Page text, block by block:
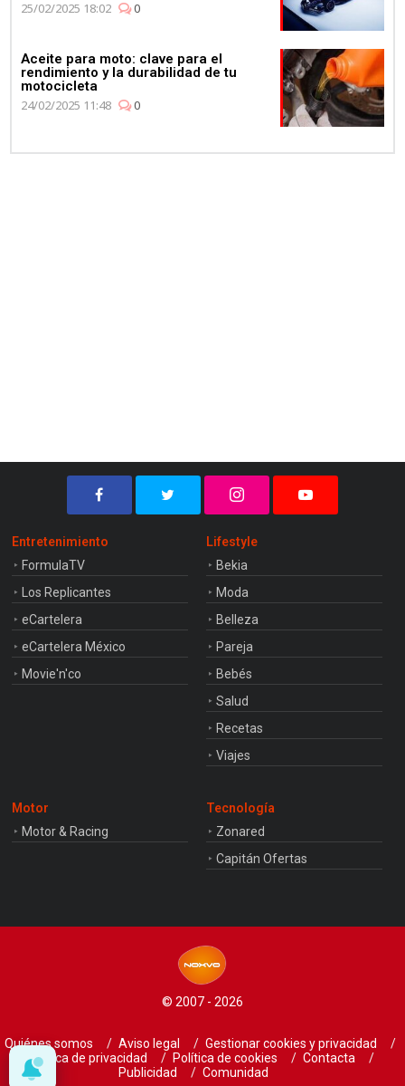
25/02/2025 18:02
0
Aceite para moto: clave para el
rendimiento y la durabilidad de tu
motocicleta
24/02/2025 11:48
0
Entretenimiento
FormulaTV
Los Replicantes
eCartelera
eCartelera México
Movie'n'co
Lifestyle
Bekia
Moda
Belleza
Pareja
Bebés
Salud
Recetas
Viajes
Motor
Motor & Racing
Tecnología
Zonared
Capitán Ofertas
© 2007 - 2026
Quiénes somos Aviso legal
Gestionar cookies y privacidad
Política de privacidad
Política de cookies
Contacta
Publicidad
Comunidad